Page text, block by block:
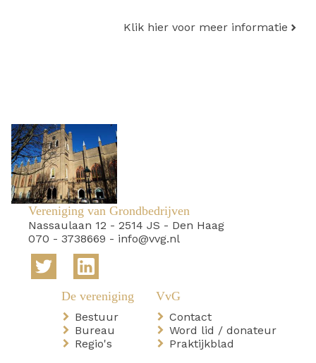
Klik hier voor meer informatie
Vereniging van Grondbedrijven
Nassaulaan 12 - 2514 JS - Den Haag
070 - 3738669 - info@vvg.nl
Bestuur
Bureau
Regio's
Contact
Word lid / donateur
Praktijkblad